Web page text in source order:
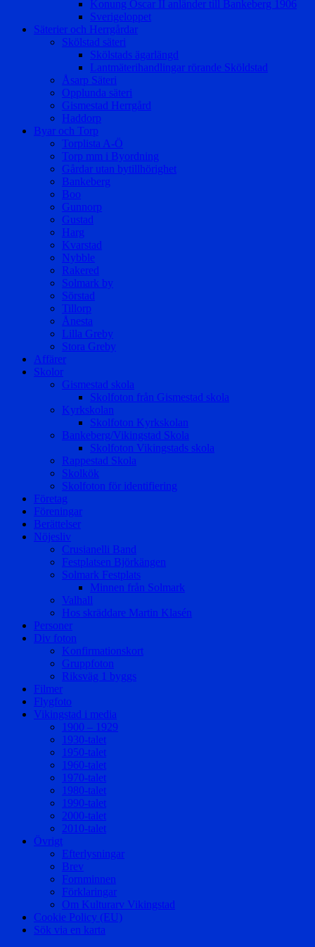
Konung Oscar II anländer till Bankeberg 1906
Sverigeloppet
Säterier och Herrgårdar
Skölstad säteri
Skölstads ägarlängd
Lantmäterihandlingar rörande Sköldstad
Åsarp Säteri
Opplunda säteri
Gismestad Herrgård
Haddorp
Byar och Torp
Torplista A-Ö
Torp mm i Byordning
Gårdar utan bytillhörighet
Bankeberg
Boo
Gunnorp
Gustad
Harg
Kvarstad
Nybble
Rakered
Solmark by
Sörstad
Tillorp
Ånesta
Lilla Greby
Stora Greby
Affärer
Skolor
Gismestad skola
Skolfoton från Gismestad skola
Kyrkskolan
Skolfoton Kyrkskolan
Bankeberg/Vikingstad Skola
Skolfoton Vikingstads skola
Rappestad Skola
Skolkök
Skolfoton för identifiering
Företag
Föreningar
Berättelser
Nöjesliv
Crusianelli Band
Festplatsen Björkängen
Solmark Festplats
Minnen från Solmark
Valhall
Hos skräddare Martin Klasén
Personer
Div foton
Konfirmationskort
Gruppfoton
Riksväg 1 byggs
Filmer
Flygfoto
Vikingstad i media
1900 – 1929
1930-talet
1950-talet
1960-talet
1970-talet
1980-talet
1990-talet
2000-talet
2010-talet
Övrigt
Efterlysningar
Brev
Fornminnen
Förklaringar
Om Kulturarv Vikingstad
Cookie Policy (EU)
Sök via en karta